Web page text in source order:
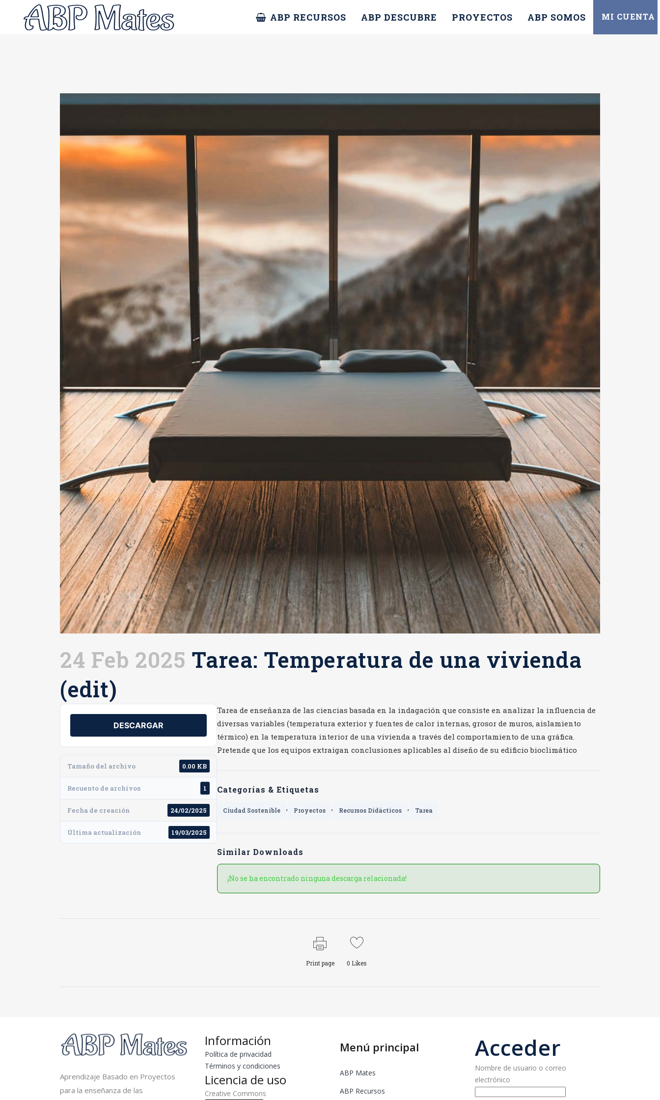
MI CUENTA
ABP RECURSOS ABP DESCUBRE PROYECTOS ABP SOMOS
24 Feb 2025 Tarea: Temperatura de una vivienda
(edit)
DESCARGAR
Tamaño del archivo 0.00 KB
Recuento de archivos 1
Fecha de creación 24/02/2025
Última actualización 19/03/2025
Tarea de enseñanza de las ciencias basada en la indagación que consiste en analizar la influencia de
diversas variables (temperatura exterior y fuentes de calor internas, grosor de muros, aislamiento
térmico) en la temperatura interior de una vivienda a través del comportamiento de una gráfica.
Pretende que los equipos extraigan conclusiones aplicables al diseño de su edificio bioclimático
Categorías & Etiquetas
Ciudad Sostenible , Proyectos , Recursos Didácticos , Tarea
Similar Downloads
¡No se ha encontrado ninguna descarga relacionada!
Print page 0 Likes
Aprendizaje Basado en Proyectos
para la enseñanza de las
Información
Política de privacidad
Términos y condiciones
Licencia de uso
Creative Commons
Menú principal
ABP Mates
ABP Recursos
Acceder
Nombre de usuario o correo
electrónico